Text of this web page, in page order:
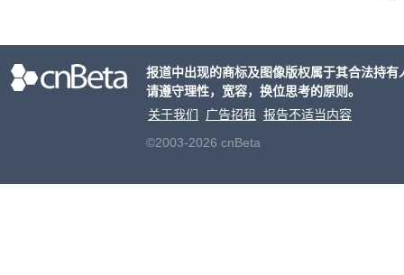
报道中出现的商标及图像版权属于其合法持
请遵守理性，宽容，换位思考的原则。
关于我们
广告招租
报告不适当内容
©2003-2026 cnBeta